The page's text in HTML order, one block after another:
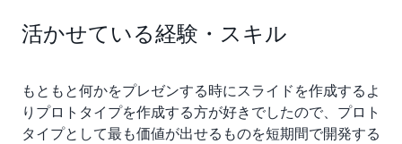
活かせている経験・スキル
もともと何かをプレゼンする時にスライドを作成するよ
りプロトタイプを作成する方が好きでしたので、プロト
タイプとして最も価値が出せるものを短期間で開発する